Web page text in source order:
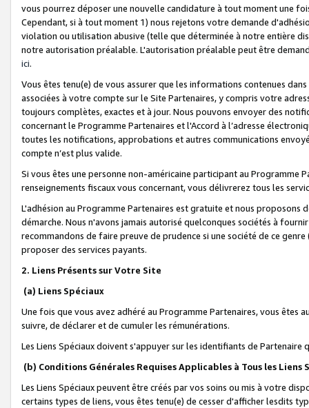
vous pourrez déposer une nouvelle candidature à tout moment une
Cependant, si à tout moment 1) nous rejetons votre demande
violation ou utilisation abusive (telle que déterminée à notre entière
notre autorisation préalable. L'autorisation préalable peut être
ici.
Vous êtes tenu(e) de vous assurer que les informations contenues
associées à votre compte sur le Site Partenaires, y compris votre
toujours complètes, exactes et à jour. Nous pouvons envoyer des
concernant le Programme Partenaires et l'Accord à l’adresse
toutes les notifications, approbations et autres communications
compte n’est plus valide.
Si vous êtes une personne non-américaine participant au
renseignements fiscaux vous concernant, vous délivrerez tous les
L'adhésion au Programme Partenaires est gratuite et nous proposons
démarche. Nous n'avons jamais autorisé quelconques sociétés à
recommandons de faire preuve de prudence si une société de ce
proposer des services payants.
2. Liens Présents sur Votre Site
(a) Liens Spéciaux
Une fois que vous avez adhéré au Programme Partenaires, vous êtes
suivre, de déclarer et de cumuler les rémunérations.
Les Liens Spéciaux doivent s'appuyer sur les identifiants de Partenaire
(b) Conditions Générales Requises Applicables à Tous les Liens
Les Liens Spéciaux peuvent être créés par vos soins ou mis à votre
certains types de liens, vous êtes tenu(e) de cesser d'afficher lesdits